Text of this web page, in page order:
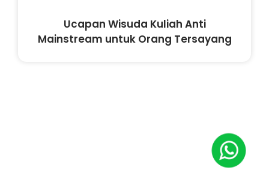
Ucapan Wisuda Kuliah Anti
Mainstream untuk Orang Tersayang